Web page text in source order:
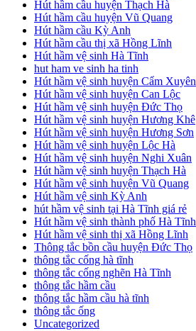
Hút hầm cầu huyện Thạch Hà
Hút hầm cầu huyện Vũ Quang
Hút hầm cầu Kỳ Anh
Hút hầm cầu thị xã Hồng Lĩnh
Hút hầm vệ sinh Hà Tĩnh
hut ham ve sinh ha tinh
Hút hầm vệ sinh huyện Cẩm Xuyên
Hút hầm vệ sinh huyện Can Lộc
Hút hầm vệ sinh huyện Đức Thọ
Hút hầm vệ sinh huyện Hương Khê
Hút hầm vệ sinh huyện Hương Sơn
Hút hầm vệ sinh huyện Lộc Hà
Hút hầm vệ sinh huyện Nghi Xuân
Hút hầm vệ sinh huyện Thạch Hà
Hút hầm vệ sinh huyện Vũ Quang
Hút hầm vệ sinh Kỳ Anh
hút hầm vệ sinh tại Hà Tĩnh giá rẻ
Hút hầm vệ sinh thành phố Hà Tĩnh
Hút hầm vệ sinh thị xã Hồng Lĩnh
Thông tắc bồn cầu huyện Đức Thọ
thông tắc cống hà tĩnh
thông tắc cống nghẽn Hà Tĩnh
thông tắc hầm cầu
thông tắc hầm cầu hà tĩnh
thông tắc ống
Uncategorized